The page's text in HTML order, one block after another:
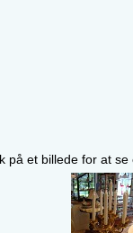
på et billede for at